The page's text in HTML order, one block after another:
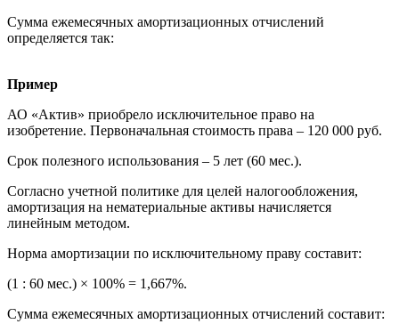
Сумма ежемесячных амортизационных отчислений
определяется так:
Пример
АО «Актив» приобрело исключительное право на
изобретение. Первоначальная стоимость права – 120 000 руб.
Срок полезного использования – 5 лет (60 мес.).
Согласно учетной политике для целей налогообложения,
амортизация на нематериальные активы начисляется
линейным методом.
Норма амортизации по исключительному праву составит:
(1 : 60 мес.) × 100% = 1,667%.
Сумма ежемесячных амортизационных отчислений составит: